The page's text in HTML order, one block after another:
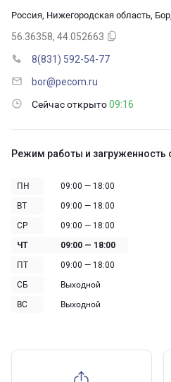
Россия, Нижегородская область,
56.36358, 44.052663
8(831) 592-54-77
bor@pecom.ru
Сейчас открыто09:16
Режим работы и загруженность
ПН
09:00 — 18:00
ВТ
09:00 — 18:00
СР
09:00 — 18:00
ЧТ
09:00 — 18:00
ПТ
09:00 — 18:00
СБ
Выходной
ВС
Выходной